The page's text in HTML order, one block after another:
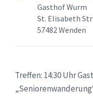
Gasthof Wurm
St. Elisabeth
57482 Wenden
Treffen: 14:30 Uhr